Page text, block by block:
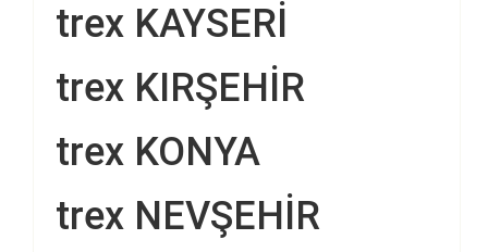
trex KAYSERİ
trex KIRŞEHİR
trex KONYA
trex NEVŞEHİR